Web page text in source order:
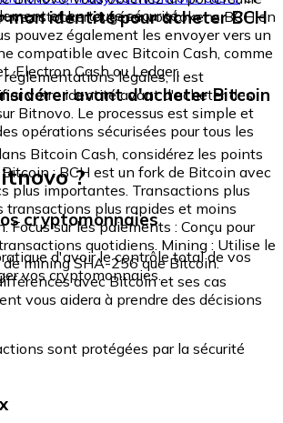
et en toute sécurité.
stocker et gérer vos tokens BCH en
pouvez également les envoyer vers un
compatible avec Bitcoin Cash, comme
Electron Cash ou Ledger.
mon identité pour acheter BCH
réglementations légales, il est
votre identité avant d'acheter des
Bitnovo. Le processus est simple et
opérations sécurisées pour tous les
avant d'acheter Bitcoin
Bitcoin Cash, considérez les points
: BCH est un fork de Bitcoin avec
plus importantes. Transactions plus
transactions plus rapides et moins
Focus sur les paiements : Conçu pour
quotidiens. Mining : Utilise le
mining SHA-256 que Bitcoin.
avec Bitcoin et ses cas
vous aidera à prendre des décisions
?
cryptomonnaies
d'avoir le contrôle total de vos
vos cryptomonnaies.
sont protégées par la sécurité